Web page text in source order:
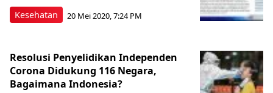
Kesehatan 20 Mei 2020, 7:24 PM
Resolusi Penyelidikan Independen
Corona Didukung 116 Negara,
Bagaimana Indonesia?